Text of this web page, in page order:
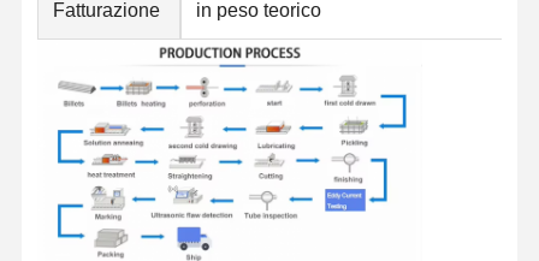
Fatturazione in peso teorico